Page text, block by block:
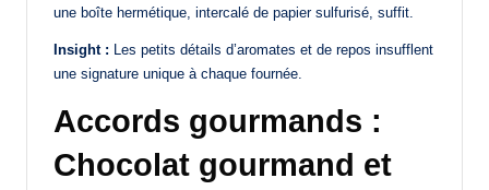
une boîte hermétique, intercalé de papier sulfurisé, suffit.
Insight : Les petits détails d’aromates et de repos insufflent
une signature unique à chaque fournée.
Accords gourmands :
Chocolat gourmand et